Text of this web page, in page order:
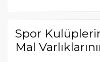
Spor
Mal